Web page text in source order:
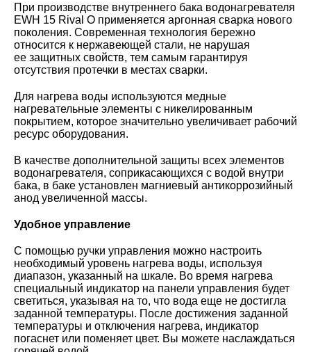
При производстве внутреннего бака водонагревателя
EWH 15 Rival O применяется аргонная сварка нового
поколения. Современная технология бережно
относится к нержавеющей стали, не нарушая
ее защитных свойств, тем самым гарантируя
отсутствия протечки в местах сварки.
Для нагрева воды используются медные
нагревательные элементы с никелированным
покрытием, которое значительно увеличивает рабочий
ресурс оборудования.
В качестве дополнительной защиты всех элементов
водонагревателя, соприкасающихся с водой внутри
бака, в баке установлен магниевый антикоррозийный
анод увеличенной массы.
Удобное управление
С помощью ручки управления можно настроить
необходимый уровень нагрева воды, используя
диапазон, указанный на шкале. Во время нагрева
специальный индикатор на панели управления будет
светиться, указывая на то, что вода еще не достигла
заданной температуры. После достижения заданной
температуры и отключения нагрева, индикатор
погаснет или поменяет цвет. Вы можете наслаждаться